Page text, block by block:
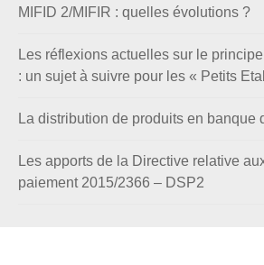
MIFID 2/MIFIR : quelles évolutions ?
Les réflexions actuelles sur le
: un sujet à suivre pour les « Petits
La distribution de produits en banque
Les apports de la Directive relative
paiement 2015/2366 – DSP2